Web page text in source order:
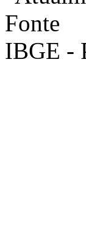
Fonte
IBGE -